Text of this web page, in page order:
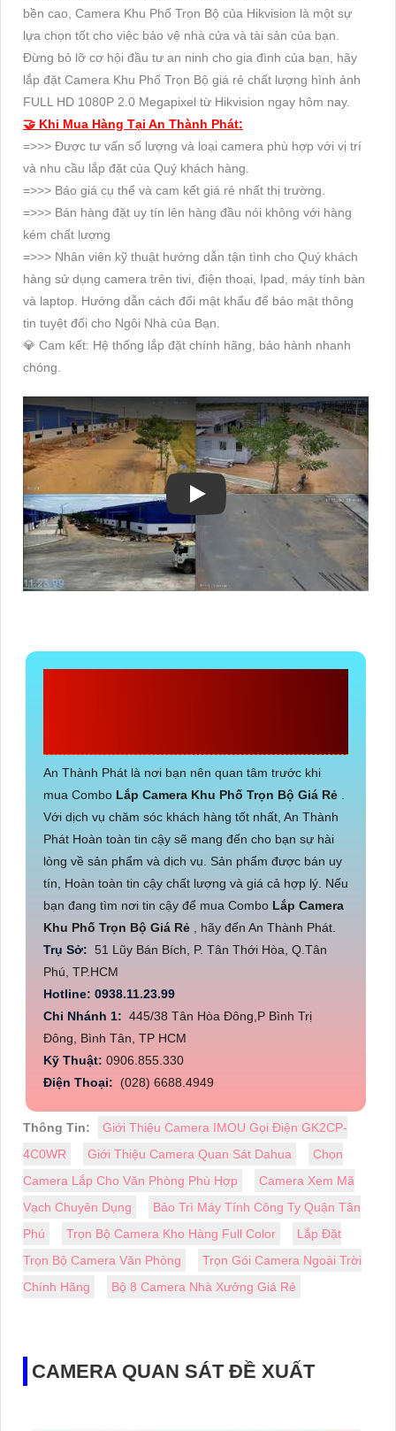
bền cao, Camera Khu Phố Trọn Bộ của Hikvision là một sự
lựa chọn tốt cho việc bảo vệ nhà cửa và tài sản của bạn.
Đừng bỏ lỡ cơ hội đầu tư an ninh cho gia đình của bạn, hãy
lắp đặt Camera Khu Phố Trọn Bộ giá rẻ chất lượng hình ảnh
FULL HD 1080P 2.0 Megapixel từ Hikvision ngay hôm nay.
🤝 Khi Mua Hàng Tại An Thành Phát:
=>>> Được tư vấn số lượng và loại camera phù hợp với vị trí
và nhu cầu lắp đặt của Quý khách hàng.
=>>> Báo giá cụ thể và cam kết giá rẻ nhất thị trường.
=>>> Bán hàng đặt uy tín lên hàng đầu nói không với hàng
kém chất lượng
=>>> Nhân viên kỹ thuật hướng dẫn tận tình cho Quý khách
hàng sử dụng camera trên tivi, điện thoại, Ipad, máy tính bàn
và laptop. Hướng dẫn cách đổi mật khẩu để bảo mật thông
tin tuyệt đối cho Ngôi Nhà của Bạn.
💎 Cam kết: Hệ thống lắp đặt chính hãng, bảo hành nhanh
chóng.
An Thành Phát là nơi bạn nên quan tâm trước khi
mua Combo Lắp Camera Khu Phố Trọn Bộ Giá Rẻ
Với dịch vụ chăm sóc khách hàng tốt nhất, An Thành
Phát Hoàn toàn tin cậy sẽ mang đến cho bạn sự hài
lòng về sản phẩm và dịch vụ. Sản phẩm được bán uy
tín, Hoàn toàn tin cậy chất lượng và giá cả hợp lý. Nếu
bạn đang tìm nơi tin cậy để mua Combo Lắp Camera
Khu Phố Trọn Bộ Giá Rẻ
, hãy đến An Thành Phát.
Trụ Sở: 51 Lũy Bán Bích, P. Tân Thới Hòa, Q.Tân
Phú, TP.HCM
Hotline: 0938.11.23.99
Chi Nhánh 1: 445/38 Tân Hòa Đông,P Bình Trị
Đông, Bình Tân, TP HCM
Kỹ Thuật: 0906.855.330
Điện Thoại:
(028) 6688.4949
Thông Tin:
Giới Thiệu Camera IMOU Gọi Điện GK2CP-
4C0WR
Giới Thiệu Camera Quan Sát Dahua
Chọn
Camera Lắp Cho Văn Phòng Phù Hợp
Camera Xem Mã
Vạch Chuyên Dụng
Bảo Trì Máy Tính Công Ty Quận Tân
Phú
Trọn Bộ Camera Kho Hàng Full Color
Lắp Đặt
Trọn Bộ Camera Văn Phòng
Trọn Gói Camera Ngoài Trời
Chính Hãng
Bộ 8 Camera Nhà Xưởng Giá Rẻ
CAMERA QUAN SÁT ĐỀ XUẤT